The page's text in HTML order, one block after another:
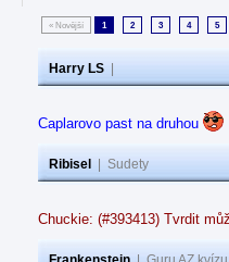
« Novější 1 2 3 4 5
Harry LS
Caplarovo past na druhou
Ribisel Sudety
Chuckie: (#393413) Tvrdit